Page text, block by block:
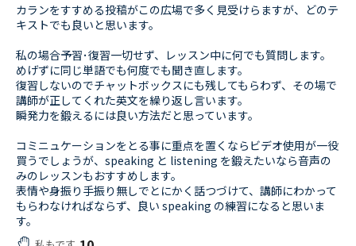
カランをすすめる投稿がこの広場で多く見受けらますが、どのテ
キストでも良いと思います。
私の場合予習･復習一切せず、レッスン中に何でも質問します。
めげずに同じ単語でも何度でも聞き直します。
復習しないのでチャットボックスにも残してもらわず、その場で
講師が正してくれた英文を繰り返し言います。
瞬発力を鍛えるには良い方法だと思っています。
コミニュケーションをとる事に重点を置くならビデオ使用が一役
買うでしょうが、speaking と listening を鍛えたいなら音声の
みのレッスンもおすすめします。
表情や身振り手振り無しでとにかく話つづけて、講師にわかって
もらわなければならず、良い speaking の練習になると思いま
す。